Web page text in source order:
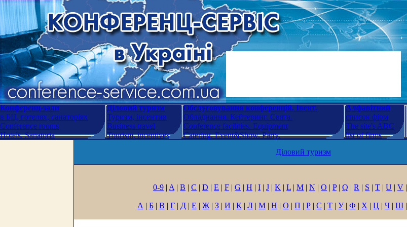
Конференц-зали
в БЦ, готелях, санаторіях
Conference rooms
Hotels. Sanatoria
Діловий туризм
Туризм, інсентив
Business travel
Tourism, incentives
Обслуговування конференцій. Івент.
Обладнання. Кейтеринг. Свята.
Conference facilities. Equipment
Catering. Event&Show. Party.
Алфавітний
список фірм
The site's ABC
list of firms
Діловий туризм
0-9 | A | B | C | D | E | F | G | H | I | J | K | L | M | N | O | P| Q | R | S | T | U | V |
А | Б| В | Г| Д| Е | Ж| З| И | К| Л| М| Н | О | П | Р| С | Т| У| Ф | Х | Ц | Ч| Ш|